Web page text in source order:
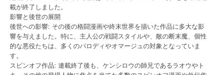
載が終了しました。
影響と後世の展開
後世への影響: その後の格闘漫画や終末世界を描いた作品に多大な影
響を与えました。特に、主人公の戦闘スタイルや、敵の断末魔、個性
的な悪役たちは、多くのパロディやオマージュの対象となっていま
す。
スピンオフ作品: 連載終了後も、ケンシロウの師兄であるラオウやト